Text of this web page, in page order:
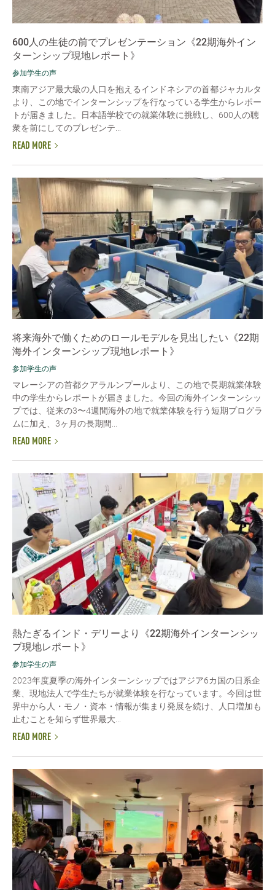
600人の生徒の前でプレゼンテーション《22期海外イン
ターンシップ現地レポート》
参加学生の声
東南アジア最大級の人口を抱えるインドネシアの首都ジャカルタ
より、この地でインターンシップを行なっている学生からレポー
トが届きました。日本語学校での就業体験に挑戦し、600人の聴
衆を前にしてのプレゼンテ...
READ MORE
将来海外で働くためのロールモデルを見出したい《22期
海外インターンシップ現地レポート》
参加学生の声
マレーシアの首都クアラルンプールより、この地で長期就業体験
中の学生からレポートが届きました。今回の海外インターンシッ
プでは、従来の3〜4週間海外の地で就業体験を行う短期プログラ
ムに加え、3ヶ月の長期間...
READ MORE
熱たぎるインド・デリーより《22期海外インターンシッ
プ現地レポート》
参加学生の声
2023年度夏季の海外インターンシップではアジア6カ国の日系企
業、現地法人で学生たちが就業体験を行なっています。今回は世
界中から人・モノ・資本・情報が集まり発展を続け、人口増加も
止むことを知らず世界最大...
READ MORE